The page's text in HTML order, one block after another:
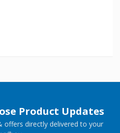
Product Updates
offers directly delivered to your